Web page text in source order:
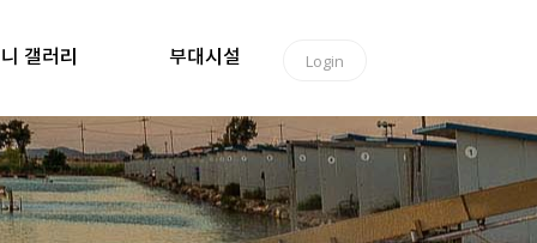
갤러리 부대시설 Login